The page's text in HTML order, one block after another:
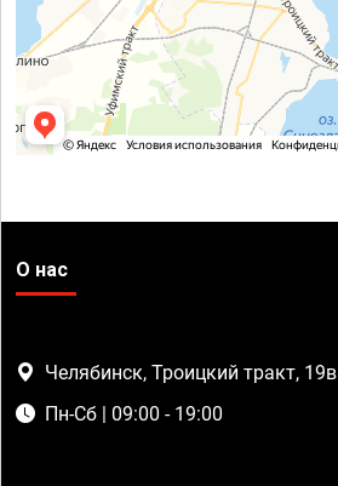
О нас
Челябинск, Троицкий тракт, 19в
Пн-Сб | 09:00 - 19:00